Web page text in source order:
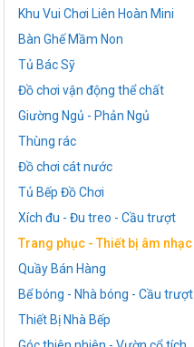
Khu Vui Chơi Liên Hoàn Mini
Bàn Ghế Mầm Non
Tủ Bác Sỹ
Đồ chơi vận động thể chất
Giường Ngủ - Phản Ngủ
Thùng rác
Đồ chơi cát nước
Tủ Bếp Đồ Chơi
Xích đu - Đu treo - Cầu trượt
Trang phục - Thiết bị âm nhạc
Quầy Bán Hàng
Bể bóng - Nhà bóng - Cầu trượt
Thiết Bị Nhà Bếp